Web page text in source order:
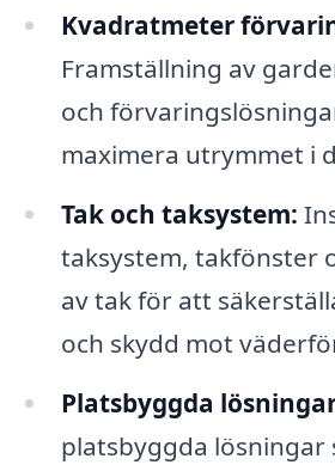
Kvadratmeter
Framställning av
och
maximera utrymmet i
Tak och taksystem:
taksystem, takfönster
av tak för att
och skydd mot
Platsbyggda
platsbyggda lösningar